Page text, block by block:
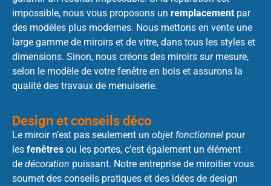
impossible, nous vous proposons un remplacement par
des modèles plus modernes. Nous mettons en vente une
large gamme de miroirs et de vitre, dans tous les styles et
dimensions. Sinon, nous créons des miroirs sur mesure,
selon le modèle de votre fenêtre en bois et assurons la
qualité des travaux de menuiserie.
Design et conseils déco
Le miroir n’est pas seulement un objet fonctionnel pour
les fenêtres ou les portes, c’est également un élément
de décoration puissant. Notre entreprise de miroitier vous
soumet des conseils pratiques et des idées de design